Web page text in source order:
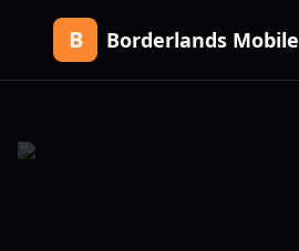
B Borderlands Mobile